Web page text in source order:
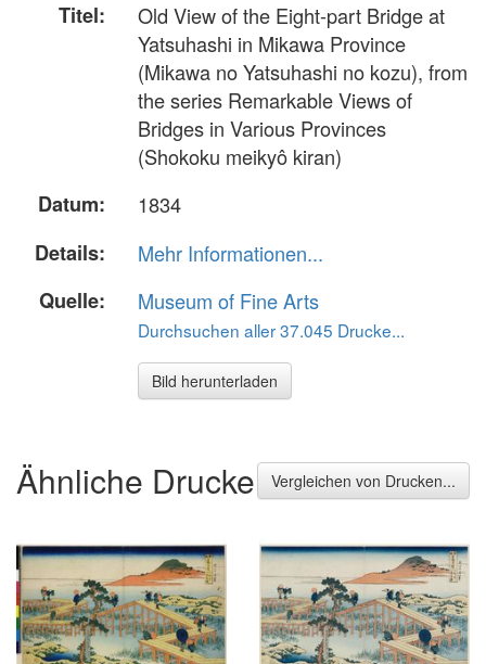
Titel:
Old View of the Eight-part Bridge at
Yatsuhashi in Mikawa Province
(Mikawa no Yatsuhashi no kozu), from
the series Remarkable Views of
Bridges in Various Provinces
(Shokoku meikyô kiran)
Datum:
1834
Details:
Mehr Informationen...
Quelle:
Museum of Fine Arts
Durchsuchen aller 37.045 Drucke...
Bild herunterladen
Ähnliche Drucke Vergleichen von Drucken...